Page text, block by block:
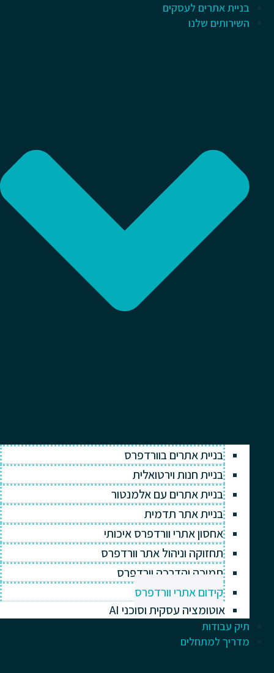
בניית אתרים לעסקים
השירותים שלנו
בניית אתרים בוורדפרס
בניית חנות וירטואלית
בניית אתרים עם אלמנטור
בניית אתר תדמית
אחסון אתרי וורדפרס איכותי
תחזוקה וניהול אתר וורדפרס
תמיכה והדרכה וורדפרס
קידום אתרי וורדפרס
אוטומציה עסקית וסוכני AI
תיק עבודות
מדריך למתחלים